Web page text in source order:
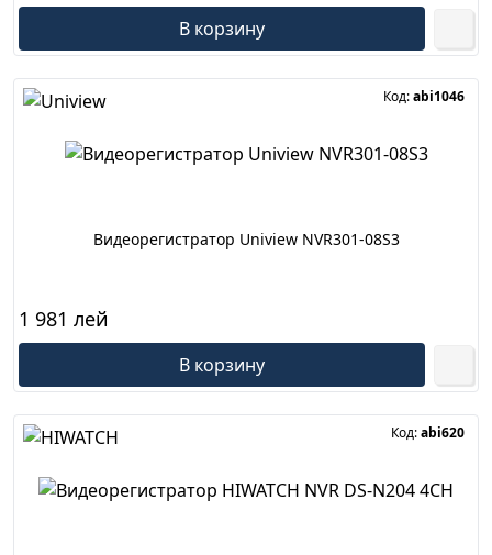
В корзину
Код:abi1046
Видеорегистратор Uniview NVR301-08S3
1 981 лей
В корзину
Код:abi620